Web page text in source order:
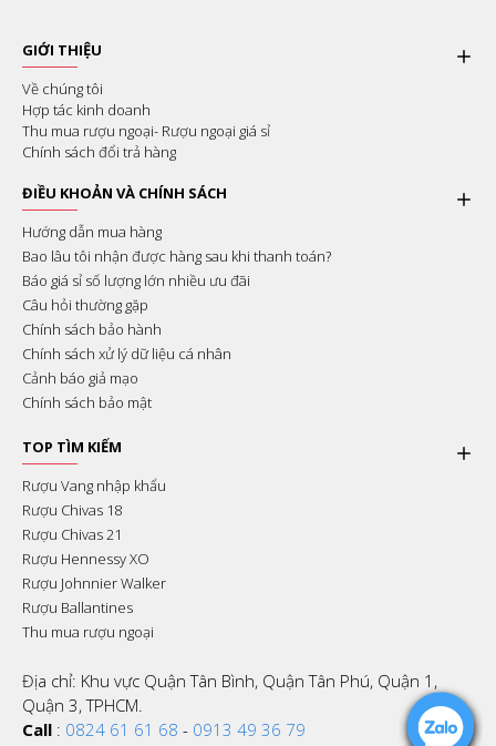
GIỚI THIỆU
Về chúng tôi
Hợp tác kinh doanh
Thu mua rượu ngoại- Rượu ngoại giá sỉ
Chính sách đổi trả hàng
ĐIỀU KHOẢN VÀ CHÍNH SÁCH
Hướng dẫn mua hàng
Bao lâu tôi nhận được hàng sau khi thanh toán?
Báo giá sỉ số lượng lớn nhiều ưu đãi
Câu hỏi thường gặp
Chính sách bảo hành
Chính sách xử lý dữ liệu cá nhân
Cảnh báo giả mạo
Chính sách bảo mật
TOP TÌM KIẾM
Rượu Vang nhập khẩu
Rượu Chivas 18
Rượu Chivas 21
Rượu Hennessy XO
Rượu Johnnier Walker
Rượu Ballantines
Thu mua rượu ngoại
Địa chỉ: Khu vực Quận Tân Bình, Quận Tân Phú, Quận 1,
Quận 3, TPHCM.
Call : 0824 61 61 68 - 0913 49 36 79